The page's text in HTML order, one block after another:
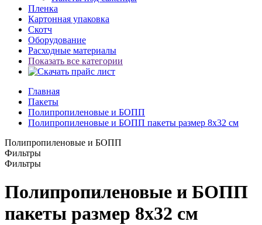
Пленка
Картонная упаковка
Скотч
Оборудование
Расходные материалы
Показать все категории
Главная
Пакеты
Полипропиленовые и БОПП
Полипропиленовые и БОПП пакеты размер 8x32 см
Полипропиленовые и БОПП
Фильтры
Фильтры
Полипропиленовые и БОПП
пакеты размер 8x32 см